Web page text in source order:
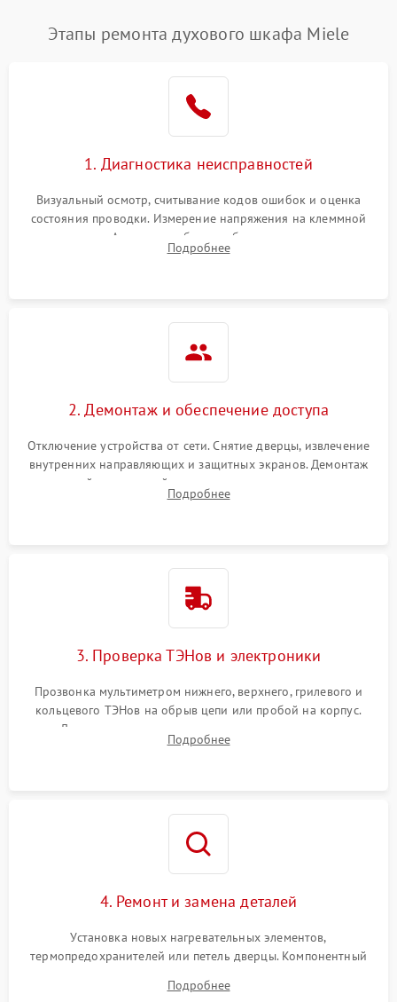
Этапы ремонта духового шкафа Miele
1. Диагностика неисправностей
Визуальный осмотр, считывание кодов ошибок и оценка
состояния проводки. Измерение напряжения на клеммной
колодке. Анализ жалоб на проблемы с нагревом,
конвекцией, панелью управления или блокировкой дверцы.
Подробнее
2. Демонтаж и обеспечение доступа
Отключение устройства от сети. Снятие дверцы, извлечение
внутренних направляющих и защитных экранов. Демонтаж
задней или верхней панели для прямого доступа к
нагревательным элементам, плате и вентиляторам.
Подробнее
3. Проверка ТЭНов и электроники
Прозвонка мультиметром нижнего, верхнего, грилевого и
кольцевого ТЭНов на обрыв цепи или пробой на корпус.
Диагностика термостата, датчиков температуры,
переключателя режимов и мотора конвекции.
Подробнее
4. Ремонт и замена деталей
Установка новых нагревательных элементов,
термопредохранителей или петель дверцы. Компонентный
выгоревших реле, восстановление контактов и замена
Подробнее